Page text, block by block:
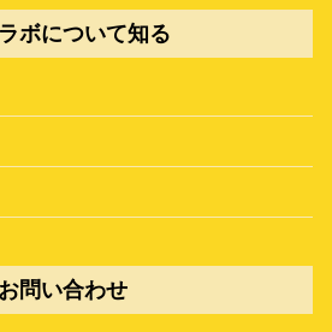
ボについて知る
お問い合わせ